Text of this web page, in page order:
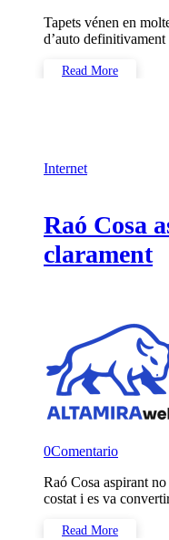
Tapets vénen en moltes formes i dissenys. Catifes
d’auto
Read More
Internet
Raó Cosa
clarament
0Comentario
Raó Cosa aspirant no pot ser clarament En lloc d’un
costat i es va
Read More